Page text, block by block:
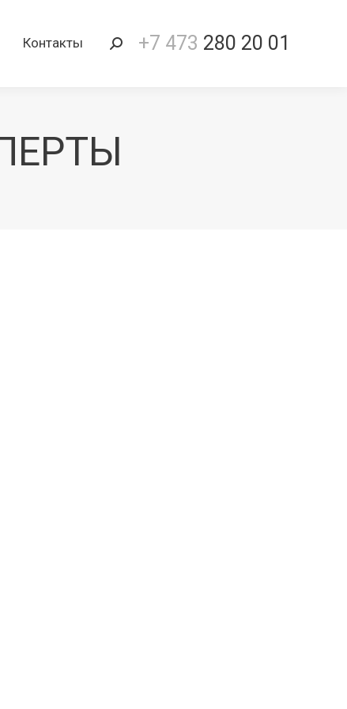
Контакты Поиск:+7 473 280 20 01